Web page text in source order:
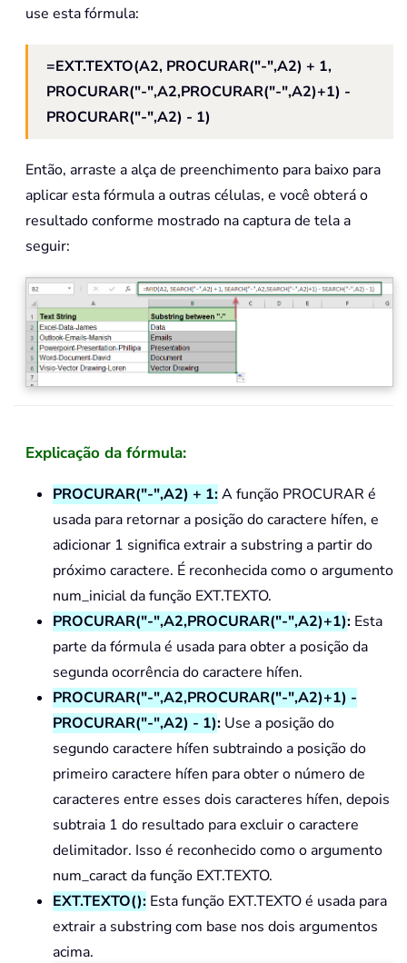
use esta fórmula:
=EXT.TEXTO(A2, PROCURAR("-",A2) + 1,
PROCURAR("-",A2,PROCURAR("-",A2)+1) -
PROCURAR("-",A2) - 1)
Então, arraste a alça de preenchimento para baixo para
aplicar esta fórmula a outras células, e você obterá o
resultado conforme mostrado na captura de tela a
seguir:
Explicação da fórmula:
PROCURAR("-",A2) + 1:A função PROCURAR é
usada para retornar a posição do caractere hífen, e
adicionar 1 significa extrair a substring a partir do
próximo caractere. É reconhecida como o argumento
num_inicial da função EXT.TEXTO.
PROCURAR("-",A2,PROCURAR("-",A2)+1): Esta
parte da fórmula é usada para obter a posição da
segunda ocorrência do caractere hífen.
PROCURAR("-",A2,PROCURAR("-",A2)+1) -
PROCURAR("-",A2) - 1): Use a posição do
segundo caractere hífen subtraindo a posição do
primeiro caractere hífen para obter o número de
caracteres entre esses dois caracteres hífen, depois
subtraia 1 do resultado para excluir o caractere
delimitador. Isso é reconhecido como o argumento
num_caract da função EXT.TEXTO.
EXT.TEXTO(): Esta função EXT.TEXTO é usada para
extrair a substring com base nos dois argumentos
acima.